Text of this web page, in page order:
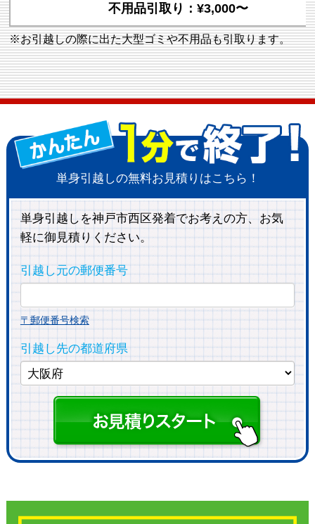
不用品引取り：¥3,000〜
※お引越しの際に出た大型ゴミや不用品も引取ります。
単身引越しの無料お見積りはこちら！
単身引越しを神戸市西区発着でお考えの方、お気
軽に御見積りください。
引越し元の郵便番号
〒郵便番号検索
引越し先の都道府県